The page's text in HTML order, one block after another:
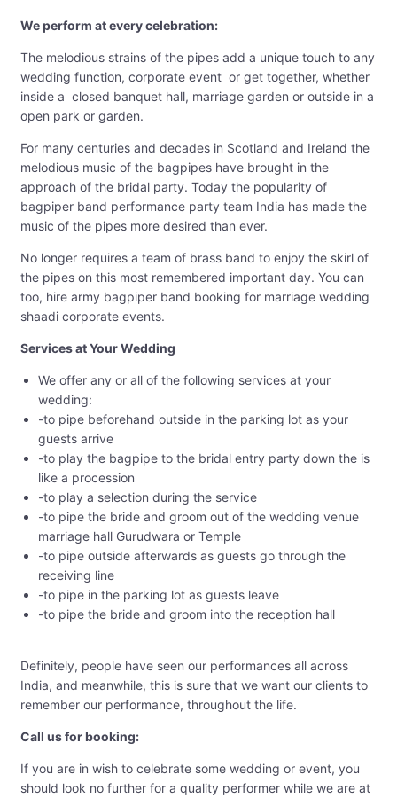
We perform at every celebration:
The melodious strains of the pipes add a unique touch to any
wedding function, corporate event or get together, whether
inside a closed banquet hall, marriage garden or outside in a
open park or garden.
For many centuries and decades in Scotland and Ireland the
melodious music of the bagpipes have brought in the
approach of the bridal party. Today the popularity of
bagpiper band performance party team India has made the
music of the pipes more desired than ever.
No longer requires a team of brass band to enjoy the skirl of
the pipes on this most remembered important day. You can
too, hire army bagpiper band booking for marriage wedding
shaadi corporate events.
Services at Your Wedding
We offer any or all of the following services at your
wedding:
-to pipe beforehand outside in the parking lot as your
guests arrive
-to play the bagpipe to the bridal entry party down the is
like a procession
-to play a selection during the service
-to pipe the bride and groom out of the wedding venue
marriage hall Gurudwara or Temple
-to pipe outside afterwards as guests go through the
receiving line
-to pipe in the parking lot as guests leave
-to pipe the bride and groom into the reception hall
Definitely, people have seen our performances all across
India, and meanwhile, this is sure that we want our clients to
remember our performance, throughout the life.
Call us for booking:
If you are in wish to celebrate some wedding or event, you
should look no further for a quality performer while we are at